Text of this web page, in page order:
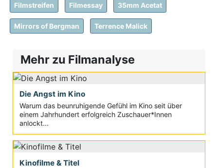
Filmstreifen Filmessay 35mm Acetat
Mirrors of Bergman Terrence Malick
Mehr zu Filmanalyse
Die Angst im Kino
Warum das beunruhigende Gefühl im Kino seit über
einem Jahrhundert erfolgreich Zuschauer*Innen
anlockt...
Kinofilme & Titel